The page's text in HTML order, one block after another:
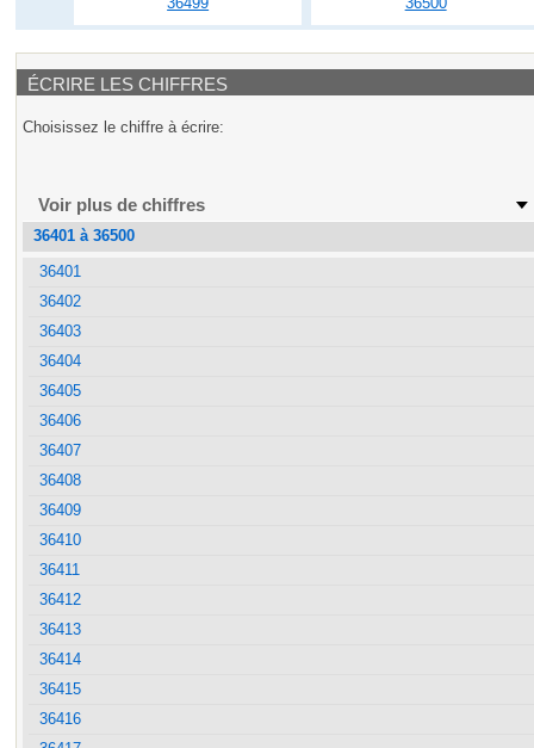
ÉCRIRE LES CHIFFRES
Choisissez le chiffre à écrire:
Voir plus de chiffres
36401 à 36500
36401
36402
36403
36404
36405
36406
36407
36408
36409
36410
36411
36412
36413
36414
36415
36416